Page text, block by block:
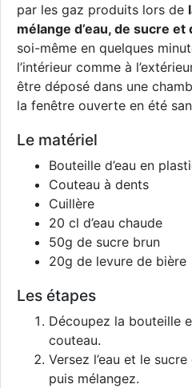
par les gaz produits lors de
mélange d’eau, de sucre et
soi-même en quelques
l’intérieur comme à
être déposé dans une
la fenêtre ouverte en été
Le matériel
Bouteille d’eau en
Couteau à dents
Cuillère
20 cl d’eau chaude
50g de sucre brun
20g de levure de bière
Les étapes
Découpez la bouteille
couteau.
Versez l’eau et le
puis mélangez.